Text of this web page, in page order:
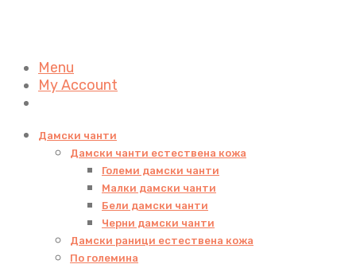
Menu
My Account
Дамски чанти
Дамски чанти естествена кожа
Големи дамски чанти
Малки дамски чанти
Бели дамски чанти
Черни дамски чанти
Дамски раници естествена кожа
По големина